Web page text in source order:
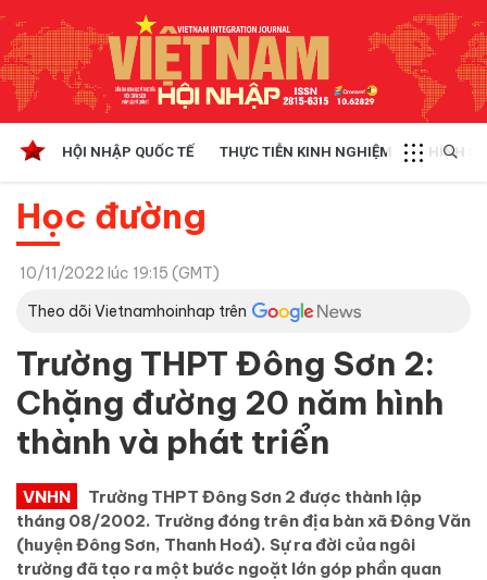
HỘI NHẬP QUỐC TẾ THỰC TIỄN KINH NGHIỆM CHÍNH
Học đường
10/11/2022 lúc 19:15 (GMT)
Theo dõi Vietnamhoinhap trên
Trường THPT Đông Sơn 2:
Chặng đường 20 năm hình
thành và phát triển
VNHN
Trường THPT Đông Sơn 2 được thành lập
tháng 08/2002. Trường đóng trên địa bàn xã Đông Văn
(huyện Đông Sơn, Thanh Hoá). Sự ra đời của ngôi
trường đã tạo ra một bước ngoặt lớn góp phần quan